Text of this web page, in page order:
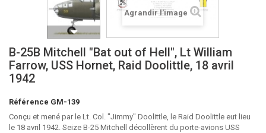
Agrandir l'image
B-25B Mitchell "Bat out of Hell", Lt William
Farrow, USS Hornet, Raid Doolittle, 18 avril
1942
Référence GM-139
Conçu et mené par le Lt. Col. "Jimmy" Doolittle, le Raid Doolittle eut lieu
le 18 avril 1942. Seize B-25 Mitchell décollèrent du porte-avions USS